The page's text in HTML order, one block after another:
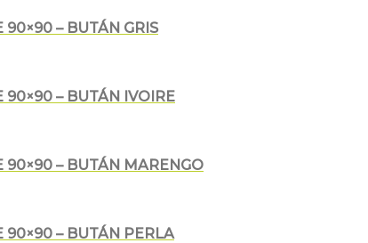
90×90 – BUTÁN GRIS
90×90 – BUTÁN IVOIRE
90×90 – BUTÁN MARENGO
90×90 – BUTÁN PERLA